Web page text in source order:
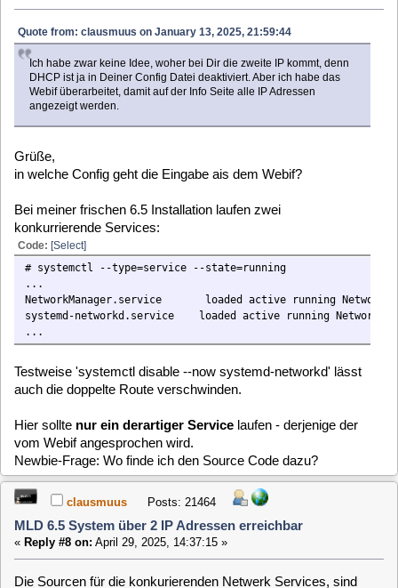
Die Sourcen für die konkurierenden Netwerk Services, sind
irgendwo in den Tiefen vom Yocto (und dort im poky oder
openembedded) versteckt.
Die Sourcen für das Webif gibt es hier:
https://gitlab.com/MLD-6/webif.git
Die MLD spezifischen Yocto Anpassungen gibt es hier:
WOLS Posts: 12
«Reply #9 on: April 29, 2025, 14:50:08 »
Danke, nun haste nen "Star".
1] MLD-6.x / General / MLD 6.5 System über 2
IP Adressen erreichbar
Home Up Next Page
Users Online
0 Members and 1 Guest are viewing this topic.